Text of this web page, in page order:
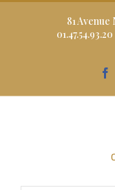
Skip
81 Avenue
01.47.54.93.20